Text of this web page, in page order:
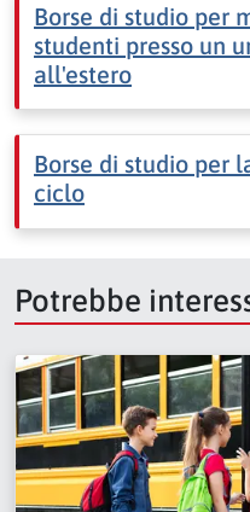
Borse di studio per
studenti presso un
all'estero
Borse di studio per
ciclo
Potrebbe